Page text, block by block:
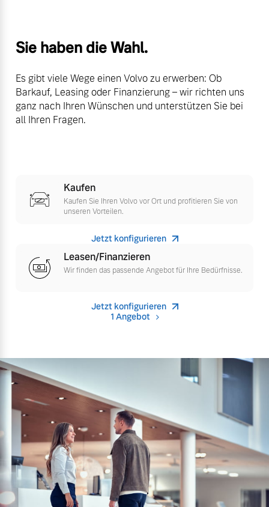
Sofort verfügbare Fahrzeuge
Editionsmodelle
Jetzt kennenlernen
Bitte sprechen Sie uns
direkt an.
Mehr erfahren
Finanzierung & Leasing
Versicherung
Sie haben die Wahl.
Es gibt viele Wege einen Volvo zu erwerben: Ob
Barkauf, Leasing oder Finanzierung – wir richten uns
ganz nach Ihren Wünschen und unterstützen Sie bei
all Ihren Fragen.
Kaufen
Kaufen Sie Ihren Volvo vor Ort und profitieren Sie von
unseren Vorteilen.
Jetzt konfigurieren
Leasen/Finanzieren
Wir finden das passende Angebot für Ihre Bedürfnisse.
Jetzt konfigurieren
1 Angebot